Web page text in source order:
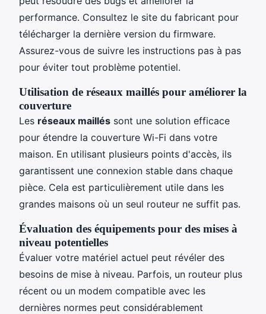
performance. Consultez le site du fabricant pour
télécharger la dernière version du firmware.
Assurez-vous de suivre les instructions pas à pas
pour éviter tout problème potentiel.
Utilisation de réseaux maillés pour améliorer la
couverture
Les réseaux maillés sont une solution efficace
pour étendre la couverture Wi-Fi dans votre
maison. En utilisant plusieurs points d'accès, ils
garantissent une connexion stable dans chaque
pièce. Cela est particulièrement utile dans les
grandes maisons où un seul routeur ne suffit pas.
Évaluation des équipements pour des mises à
niveau potentielles
Évaluer votre matériel actuel peut révéler des
besoins de mise à niveau. Parfois, un routeur plus
récent ou un modem compatible avec les
dernières normes peut considérablement